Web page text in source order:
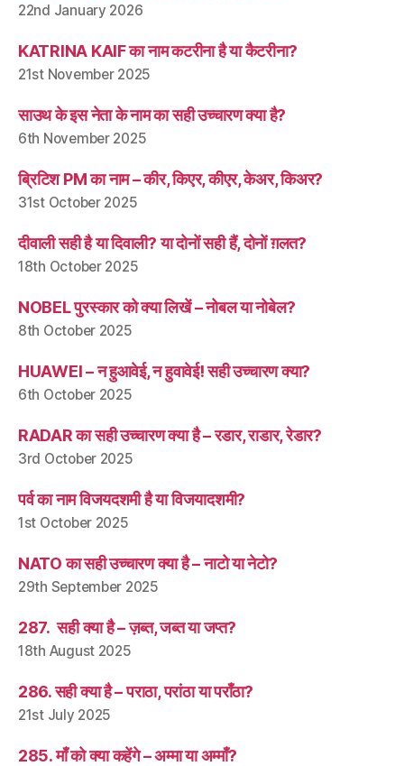
22nd January 2026
KATRINA KAIF का नाम कटरीना है या कैटरीना?
21st November 2025
साउथ के इस नेता के नाम का सही उच्चारण क्या है?
6th November 2025
ब्रिटिश PM का नाम – कीर, किएर, कीएर, केअर, किअर?
31st October 2025
दीवाली सही है या दिवाली? या दोनों सही हैं, दोनों ग़लत?
18th October 2025
NOBEL पुरस्कार को क्या लिखें – नोबल या नोबेल?
8th October 2025
HUAWEI – न हुआवेई, न हुवावेई! सही उच्चारण क्या?
6th October 2025
RADAR का सही उच्चारण क्या है – रडार, राडार, रेडार?
3rd October 2025
पर्व का नाम विजयदशमी है या विजयादशमी?
1st October 2025
NATO का सही उच्चारण क्या है – नाटो या नेटो?
29th September 2025
287. सही क्या है – ज़ब्त, जब्त या जप्त?
18th August 2025
286. सही क्या है – पराठा, परांठा या पराँठा?
21st July 2025
285. माँ को क्या कहेंगे – अम्मा या अम्माँ?